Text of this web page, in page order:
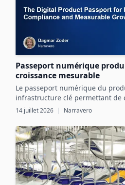
Passeport numérique
croissance mesurable
Le passeport numérique du
infrastructure clé permettant de
réglementaire et transformation
croissance mesurable.
14 juillet 2026 | Narravero